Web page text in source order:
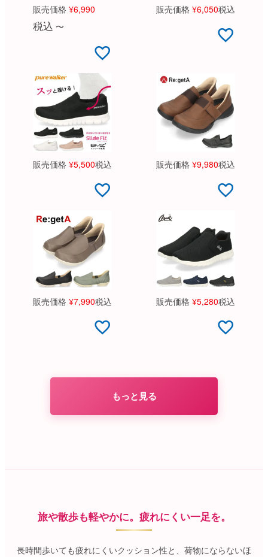
販売価格 ¥6,990
税込 〜
販売価格 ¥6,050税込
販売価格 ¥5,500税込 販売価格 ¥9,980税込
販売価格 ¥7,990税込 販売価格 ¥5,280税込
もっと見る
旅や散歩も軽やかに。疲れにくい一足を。
長時間歩いても疲れにくいクッション性と、荷物にならないほ